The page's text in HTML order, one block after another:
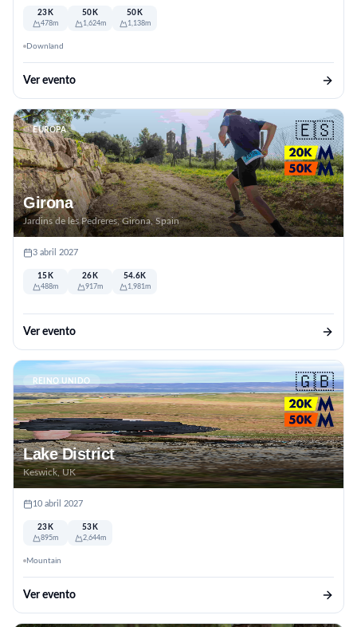
23K
478m
50K
1,624m
50K
1,138m
Downland
Ver evento
EUROPA 🇪🇸
Girona
Jardins de les Pedreres, Girona, Spain
3 abril 2027
15K
488m
26K
917m
54.6K
1,981m
Ver evento
REINO UNIDO 🇬🇧
Lake District
Keswick, UK
10 abril 2027
23K
895m
53K
2,644m
Mountain
Ver evento